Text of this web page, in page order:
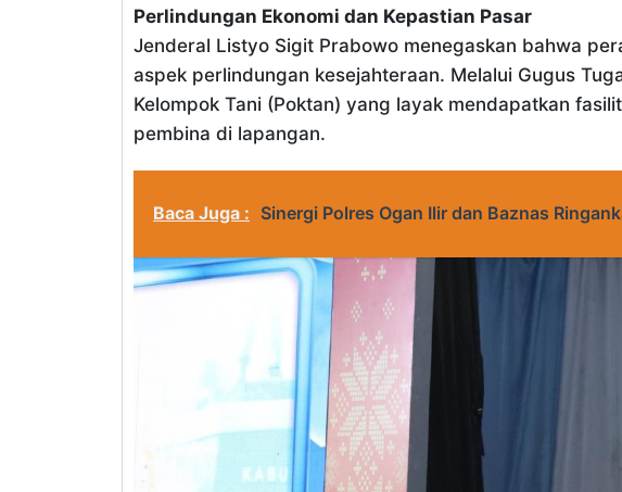
Perlindungan Ekonomi dan Kepastian Pasar
Jenderal Listyo Sigit Prabowo menegaskan bahwa
aspek perlindungan kesejahteraan. Melalui Gugus
Kelompok Tani (Poktan) yang layak mendapatkan
pembina di lapangan.
Baca Juga : Sinergi Polres Ogan Ilir dan Baznas